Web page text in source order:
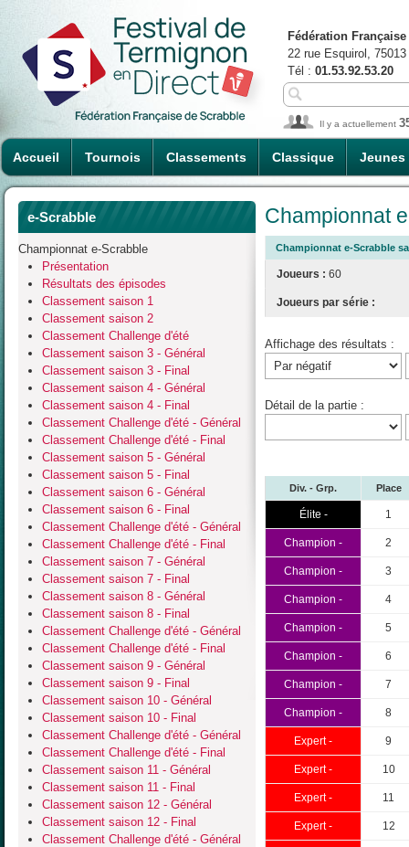
Accueil Tournois Classements Classique Jeunes
Fédération
22 rue Esquirol,
Tél : 01.53.92.53.20
Il y a actuellement
e-Scrabble
Championnat e-Scrabble
Présentation
Résultats des épisodes
Classement saison 1
Classement saison 2
Classement Challenge d'été
Classement saison 3 - Général
Classement saison 3 - Final
Classement saison 4 - Général
Classement saison 4 - Final
Classement Challenge d'été - Général
Classement Challenge d'été - Final
Classement saison 5 - Général
Classement saison 5 - Final
Classement saison 6 - Général
Classement saison 6 - Final
Classement Challenge d'été - Général
Classement Challenge d'été - Final
Classement saison 7 - Général
Classement saison 7 - Final
Classement saison 8 - Général
Classement saison 8 - Final
Classement Challenge d'été - Général
Classement Challenge d'été - Final
Classement saison 9 - Général
Classement saison 9 - Final
Classement saison 10 - Général
Classement saison 10 - Final
Classement Challenge d'été - Général
Classement Challenge d'été - Final
Classement saison 11 - Général
Classement saison 11 - Final
Classement saison 12 - Général
Classement saison 12 - Final
Classement Challenge d'été - Général
Championnat
Championnat e-Scrabble
Joueurs : 60
Joueurs par série :
Affichage des résultats :
Détail de la partie :
Div. - Grp. Place
Élite - 1
Champion - 2
Champion - 3
Champion - 4
Champion - 5
Champion - 6
Champion - 7
Champion - 8
Expert - 9
Expert - 10
Expert - 11
Expert - 12